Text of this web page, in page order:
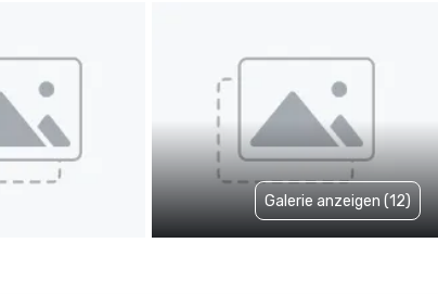
Galerie anzeigen (12)